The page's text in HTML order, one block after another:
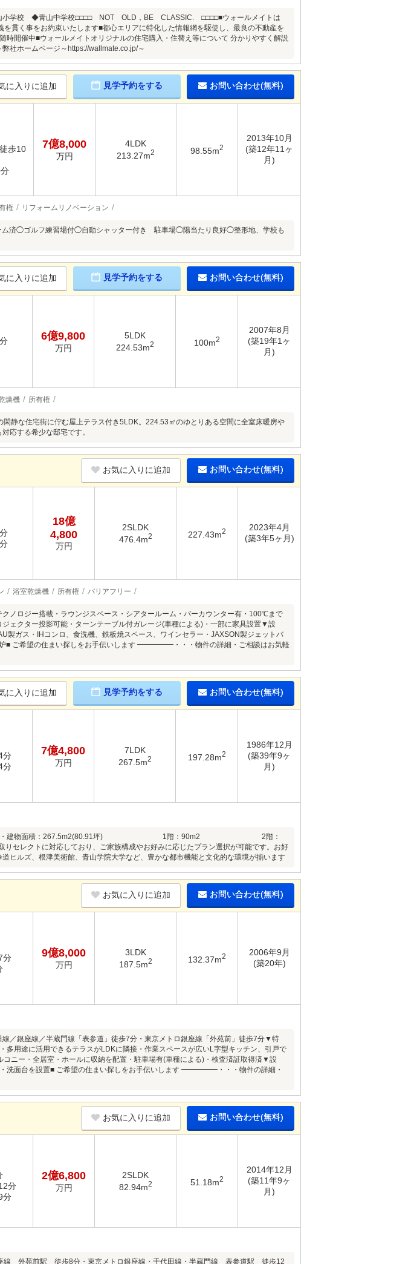
小学校 ◆青山中学校□□□□ NOT OLD，BE CLASSIC. □□□□■ウォールメイトは
を貫く事をお約束いたします■都心エリアに特化した情報網を駆使し、最良の不動産を
開催中■ウォールメイトオリジナルの住宅購入・住替え等について 分かりやすく解説
社ホームページ～https://wallmate.co.jp/～
に入りに追加 見学予約をする お問い合わせ(無料)
歩10
7億8,000
万円
4LDK
213.27m2 98.55m2
2013年10月
(築12年11ヶ
月)
権 リフォームリノベーション
済◯ゴルフ練習場付◯自動シャッター付き 駐車場◯陽当たり良好◯整形地、学校も
に入りに追加 見学予約をする お問い合わせ(無料)
6億9,800
万円
5LDK
224.53m2 100m2
2007年8月
(築19年1ヶ
月)
燥機 所有権
静な住宅街に佇む屋上テラス付き5LDK。224.53㎡のゆとりある空間に全室床暖房や
応する希少な邸宅です。
お気に入りに追加 お問い合わせ(無料)
18億
4,800
万円
2SLDK
476.4m2 227.43m2
2023年4月
(築3年5ヶ月)
浴室乾燥機 所有権 バリアフリー
ノロジー搭載・ラウンジスペース・シアタールーム・バーカウンター有・100℃まで
ェクター投影可能・ターンテーブル付ガレージ(車種による)・一部に家具設置▼設
製ガス・IHコンロ、食洗機、鉄板焼スペース、ワインセラー・JAXSON製ジェットバ
■ ご希望の住まい探しをお手伝いします ━━━━━・・・物件の詳細・ご相談はお気軽
に入りに追加 見学予約をする お問い合わせ(無料)
分
分
7億4,800
万円
7LDK
267.5m2 197.28m2
1986年12月
(築39年9ヶ
月)
坪)(公簿)・建物面積：267.5m2(80.91坪) 1階：90m2 2階：
セレクトに対応しており、ご家族構成やお好みに応じたプラン選択が可能です。お好
ヒルズ、根津美術館、青山学院大学など、豊かな都市機能と文化的な環境が揃います
お気に入りに追加 お問い合わせ(無料)
分
9億8,000
万円
3LDK
187.5m2 132.37m2
2006年9月
(築20年)
／銀座線／半蔵門線「表参道」徒歩7分・東京メトロ銀座線「外苑前」徒歩7分▼特
多用途に活用できるテラスがLDKに隣接・作業スペースが広いL字型キッチン、引戸で
ニー・全居室・ホールに収納を配置・駐車場有(車種による)・検査済証取得済▼設
洗面台を設置■ ご希望の住まい探しをお手伝いします ━━━━━・・・物件の詳細・
お気に入りに追加 お問い合わせ(無料)
分
分
2億6,800
万円
2SLDK
82.94m2 51.18m2
2014年12月
(築11年9ヶ
月)
線 外苑前駅 徒歩8分・東京メトロ銀座線・千代田線・半蔵門線 表参道駅 徒歩12